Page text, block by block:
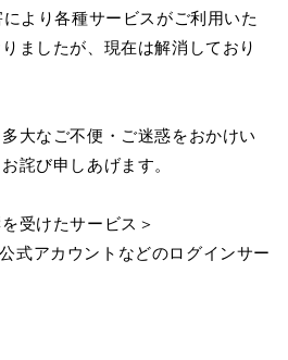
より各種サービスがご利用いた
ましたが、現在は解消しており
大なご不便・ご迷惑をおかけい
詫び申しあげます。
受けたサービス＞
式アカウントなどのログインサー